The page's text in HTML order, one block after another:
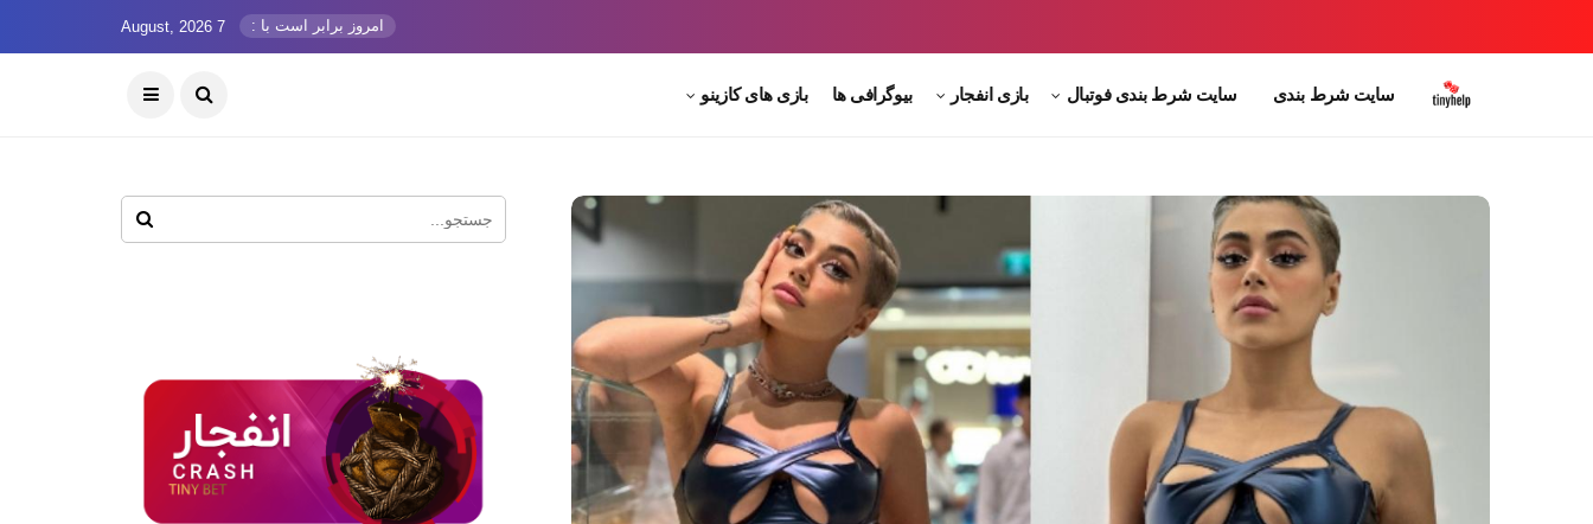
امروز برابر است با : 7 August, 2026
سایت شرط بندی سایت شرط بندی فوتبال بازی انفجار بیوگرافی ها بازی های کازینو